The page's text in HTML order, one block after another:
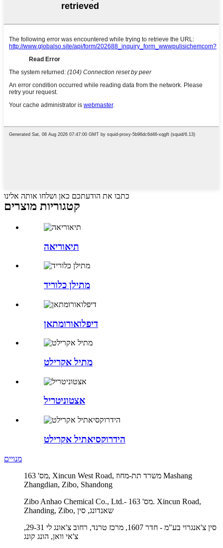
כתבו את הודעתכם כאן ושלחו אותה אלינו
קטגוריות מוצרים
תיאוריאה
מתילן כלוריד
דיפלואורומתאן
מתיל אקרילט
אצטוניטריל
הידרוקסיאתיל אקרילט
מנויים
מס' 163, Xincun West Road, משרד תת-מחוז Mashang
Zhangdian, Zibo, Shandong
Zibo Anhao Chemical Co., Ltd.- מס' 163. Xincun Road,
Zhanding, Zibo, שאנדונג, סין
סין צ'אנגרוי בע"מ - חדר 1607, מרכז טרנד, רחוב צ'אונג לי 29-31,
צ'אי וואן, הונג קונג